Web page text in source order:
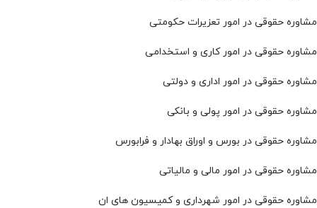
مشاوره حقوقی در امور تعزیرات حکومتی
مشاوره حقوقی در امور کاری و استخدامی
مشاوره حقوقی در امور اداری و دولتی
مشاوره حقوقی در امور پولی و بانکی
مشاوره حقوقی در بورس و اوراق بهادار و فرابورس
مشاوره حقوقی در امور مالی و مالیاتی
مشاوره حقوقی در امور شهرداری و کمیسیون های ان